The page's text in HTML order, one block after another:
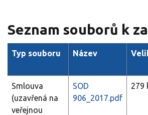
Seznam souborů k
Typ souboru Název
Smlouva
(uzavřená na
veřejnou
SOD
906_2017.pdf
279